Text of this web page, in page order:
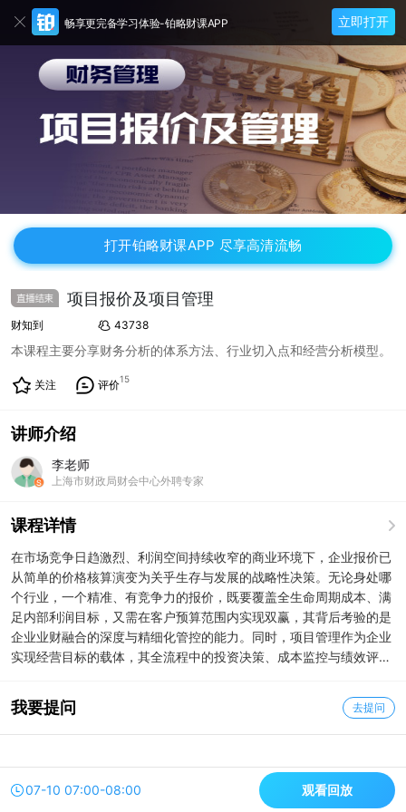
畅享更完备学习体验-铂略财课APP 立即打开
打开铂略财课APP 尽享高清流畅
项目报价及项目管理
财知到 43738
本课程主要分享财务分析的体系方法、行业切入点和经营分析模型。
关注 评价15
讲师介绍
李老师
上海市财政局财会中心外聘专家
课程详情
在市场竞争日趋激烈、利润空间持续收窄的商业环境下，企业报价已
从简单的价格核算演变为关乎生存与发展的战略性决策。无论身处哪
个行业，一个精准、有竞争力的报价，既要覆盖全生命周期成本、满
足内部利润目标，又需在客户预算范围内实现双赢，其背后考验的是
企业业财融合的深度与精细化管控的能力。同时，项目管理作为企业
实现经营目标的载体，其全流程中的投资决策、成本监控与绩效评
科学的项目报价方法论与全流程管理工具，不仅关乎单次订单的得
失，更直接决定了企业资本配置效率、现金流健康度及长期盈利能
力，是财务管理者向业务伙伴转型、助力企业稳健增长的核心技能。
本课程重点涵盖全生命周期现金流量编制、目标成本法、敏感性分析
等通用工具，并结合典型商业案例演练，帮助学员构建灵活的报价决
我要提问 去提问
07-10 07:00-08:00 观看回放